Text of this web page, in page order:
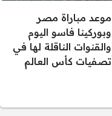
موعد مباراة مصر
وبوركينا فاسو اليوم
والقنوات الناقلة لها في
تصفيات كأس العالم